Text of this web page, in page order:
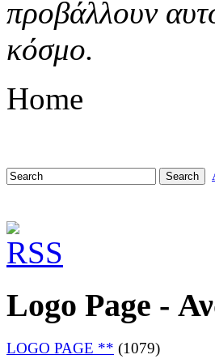
προβάλλουν
κόσμο.
Home
Logo Page -
LOGO PAGE ** (1079)